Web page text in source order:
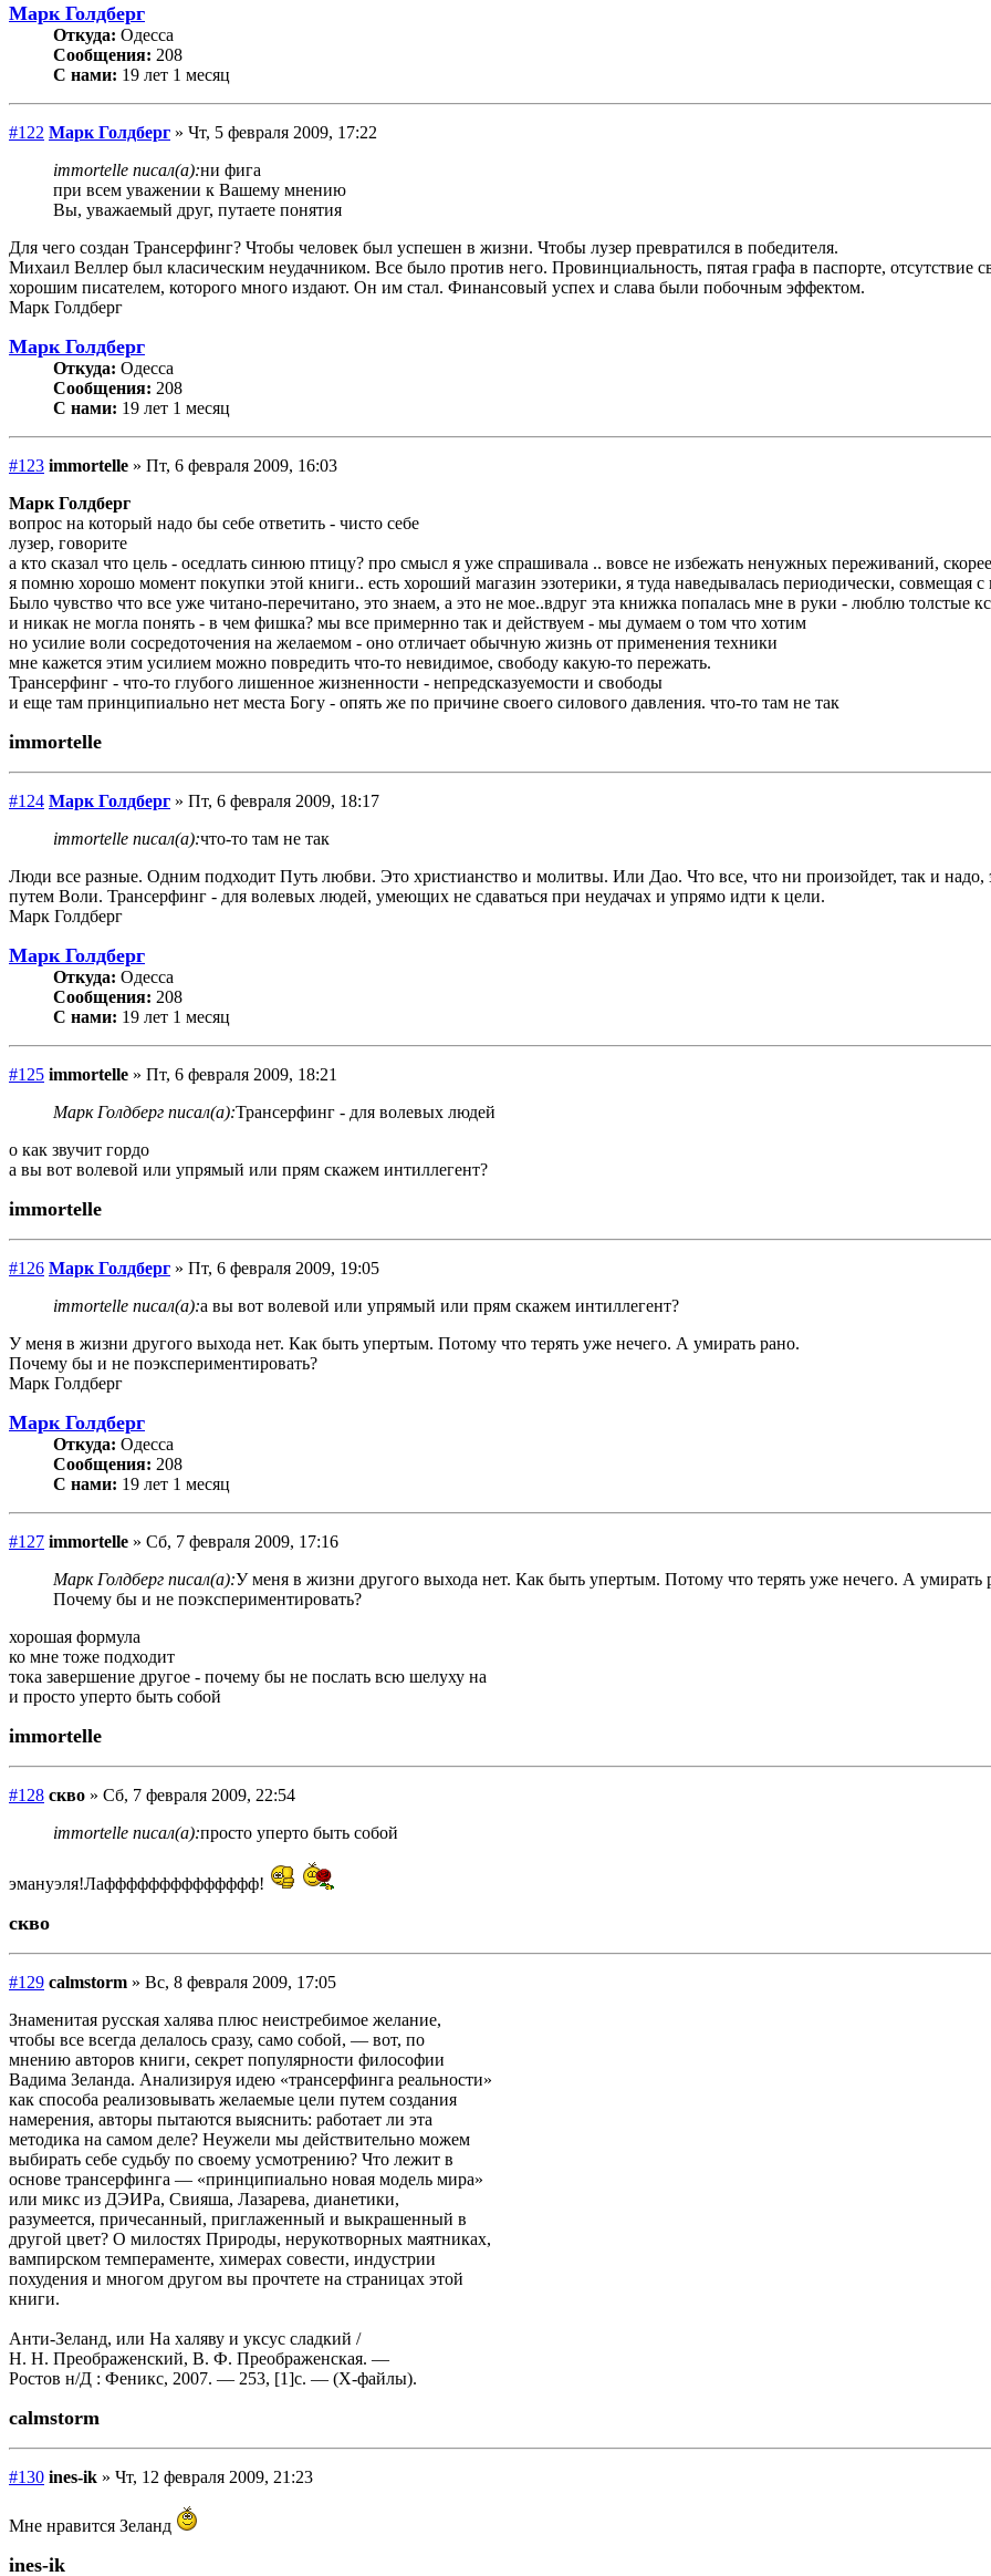
Марк Голдберг
Откуда: Одесса
Сообщения: 208
С нами: 19 лет 1 месяц
#122 Марк Голдберг » Чт, 5 февраля 2009, 17:22
immortelle писал(а):ни фига
при всем уважении к Вашему мнению
Вы, уважаемый друг, путаете понятия
Для чего создан Трансерфинг? Чтобы человек был успешен в жизни. Чтобы лузер превратился в победителя.
Михаил Веллер был класическим неудачником. Все было против него. Провинциальность, пятая графа в паспорте, отсутствие
хорошим писателем, которого много издают. Он им стал. Финансовый успех и слава были побочным эффектом.
Марк Голдберг
Марк Голдберг
Откуда: Одесса
Сообщения: 208
С нами: 19 лет 1 месяц
#123 immortelle » Пт, 6 февраля 2009, 16:03
Марк Голдберг
вопрос на который надо бы себе ответить - чисто себе
лузер, говорите
а кто сказал что цель - оседлать синюю птицу? про смысл я уже спрашивала .. вовсе не избежать ненужных переживаний,
я помню хорошо момент покупки этой книги.. есть хороший магазин эзотерики, я туда наведывалась периодически, совмещая
Было чувство что все уже читано-перечитано, это знаем, а это не мое..вдруг эта книжка попалась мне в руки - люблю толстые
и никак не могла понять - в чем фишка? мы все примернно так и действуем - мы думаем о том что хотим
но усилие воли сосредоточения на желаемом - оно отличает обычную жизнь от применения техники
мне кажется этим усилием можно повредить что-то невидимое, свободу какую-то пережать.
Трансерфинг - что-то глубого лишенное жизненности - непредсказуемости и свободы
и еще там принципиально нет места Богу - опять же по причине своего силового давления. что-то там не так
immortelle
#124 Марк Голдберг » Пт, 6 февраля 2009, 18:17
immortelle писал(а):что-то там не так
Люди все разные. Одним подходит Путь любви. Это христианство и молитвы. Или Дао. Что все, что ни произойдет, так и
путем Воли. Трансерфинг - для волевых людей, умеющих не сдаваться при неудачах и упрямо идти к цели.
Марк Голдберг
Марк Голдберг
Откуда: Одесса
Сообщения: 208
С нами: 19 лет 1 месяц
#125 immortelle » Пт, 6 февраля 2009, 18:21
Марк Голдберг писал(а):Трансерфинг - для волевых людей
о как звучит гордо
а вы вот волевой или упрямый или прям скажем интиллегент?
immortelle
#126 Марк Голдберг » Пт, 6 февраля 2009, 19:05
immortelle писал(а):а вы вот волевой или упрямый или прям скажем интиллегент?
У меня в жизни другого выхода нет. Как быть упертым. Потому что терять уже нечего. А умирать рано.
Почему бы и не поэкспериментировать?
Марк Голдберг
Марк Голдберг
Откуда: Одесса
Сообщения: 208
С нами: 19 лет 1 месяц
#127 immortelle » Сб, 7 февраля 2009, 17:16
Марк Голдберг писал(а):У меня в жизни другого выхода нет. Как быть упертым. Потому что терять уже нечего. А умирать
Почему бы и не поэкспериментировать?
хорошая формула
ко мне тоже подходит
тока завершение другое - почему бы не послать всю шелуху на
и просто уперто быть собой
immortelle
#128 скво » Сб, 7 февраля 2009, 22:54
immortelle писал(а):просто уперто быть собой
эмануэля!Лафффффффффффффф!
скво
#129 calmstorm » Вс, 8 февраля 2009, 17:05
Знаменитая русская халява плюс неистребимое желание,
чтобы все всегда делалось сразу, само собой, — вот, по
мнению авторов книги, секрет популярности философии
Вадима Зеланда. Анализируя идею «трансерфинга реальности»
как способа реализовывать желаемые цели путем создания
намерения, авторы пытаются выяснить: работает ли эта
методика на самом деле? Неужели мы действительно можем
выбирать себе судьбу по своему усмотрению? Что лежит в
основе трансерфинга — «принципиально новая модель мира»
или микс из ДЭИРа, Свияша, Лазарева, дианетики,
разумеется, причесанный, приглаженный и выкрашенный в
другой цвет? О милостях Природы, нерукотворных маятниках,
вампирском темпераменте, химерах совести, индустрии
похудения и многом другом вы прочтете на страницах этой
книги.
Анти-Зеланд, или На халяву и уксус сладкий /
Н. Н. Преображенский, В. Ф. Преображенская. —
Ростов н/Д : Феникс, 2007. — 253, [1]с. — (Х-файлы).
calmstorm
#130 ines-ik » Чт, 12 февраля 2009, 21:23
Мне нравится Зеланд
ines-ik